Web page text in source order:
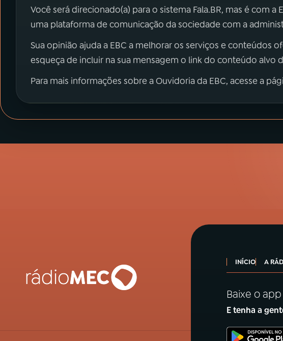
Você será direcionado(a) para o sistema Fala.BR, mas é com a
uma plataforma de comunicação da sociedade com a
Sua opinião ajuda a EBC a melhorar os serviços e conteúdos
esqueça de incluir na sua mensagem o link do conteúdo alvo
Para mais informações sobre a Ouvidoria da EBC, acesse a
INÍCIO A
Baixe o
E tenha a